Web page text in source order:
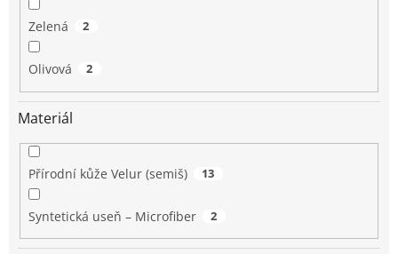
Zelená 2
Olivová 2
Materiál
Přírodní kůže Velur (semiš) 13
Syntetická useň – Microfiber 2